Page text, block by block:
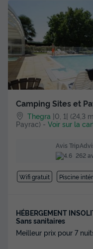
Camping Sites et
Thegra ]0, 1[ (24,3
Payrac)- Voir sur la
Avis
262
Wifi gratuit Piscine
HÉBERGEMENT
Sans sanitaires
Meilleur prix pour 7